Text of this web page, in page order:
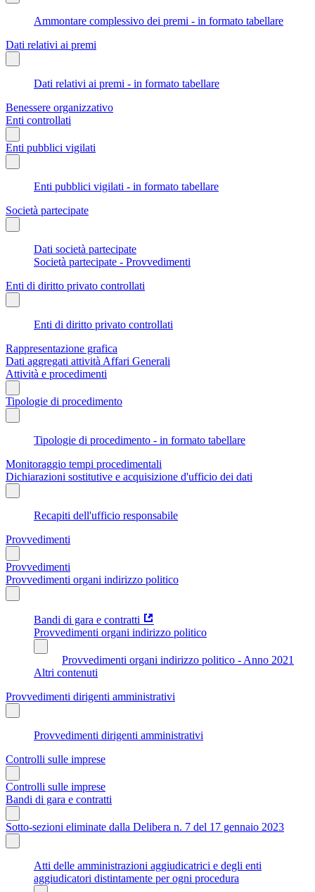
Ammontare complessivo dei premi - in formato tabellare
Dati relativi ai premi
Dati relativi ai premi - in formato tabellare
Benessere organizzativo
Enti controllati
Enti pubblici vigilati
Enti pubblici vigilati - in formato tabellare
Società partecipate
Dati società partecipate
Società partecipate - Provvedimenti
Enti di diritto privato controllati
Enti di diritto privato controllati
Rappresentazione grafica
Dati aggregati attività Affari Generali
Attività e procedimenti
Tipologie di procedimento
Tipologie di procedimento - in formato tabellare
Monitoraggio tempi procedimentali
Dichiarazioni sostitutive e acquisizione d'ufficio dei dati
Recapiti dell'ufficio responsabile
Provvedimenti
Provvedimenti
Provvedimenti organi indirizzo politico
Bandi di gara e contratti
Provvedimenti organi indirizzo politico
Provvedimenti organi indirizzo politico - Anno 2021
Altri contenuti
Provvedimenti dirigenti amministrativi
Provvedimenti dirigenti amministrativi
Controlli sulle imprese
Controlli sulle imprese
Bandi di gara e contratti
Sotto-sezioni eliminate dalla Delibera n. 7 del 17 gennaio 2023
Atti delle amministrazioni aggiudicatrici e degli enti
aggiudicatori distintamente per ogni procedura